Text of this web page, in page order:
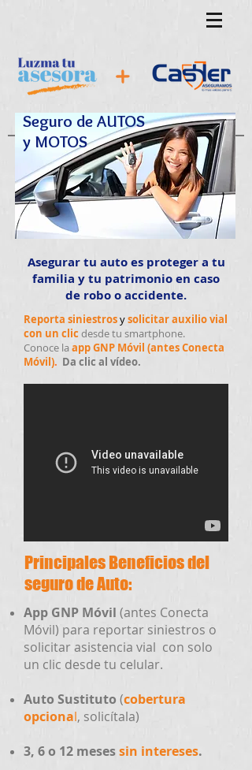
Seguro de AUTOS
y MOTOS
Asegurar tu auto es proteger a tu
familia y tu patrimonio en caso
de robo o accidente.
Reporta siniestrosysolicitar auxilio vial
con un clic desde tu smartphone.
Conoce la app GNP Móvil (antes Conecta
Móvil). Da clic al vídeo.
Principales Beneficios del
seguro de Auto:
App GNP Móvil (antes Conecta
Móvil) para reportar siniestros o
solicitar asistencia vial con solo
un clic desde tu celular.
Auto Sustituto (cobertura
opcional, solicítala)
3, 6 o 12 mesessin intereses.